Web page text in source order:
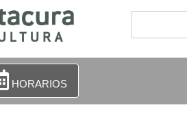
HORARIOS